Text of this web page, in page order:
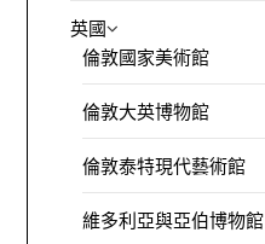
英國
倫敦國家美術館
倫敦大英博物館
倫敦泰特現代藝術館
維多利亞與亞伯博物館